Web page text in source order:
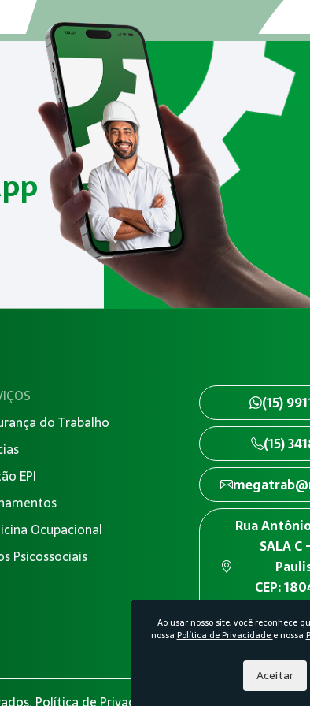
do Trabalho
EPI
Ocupacional
Psicossociais
(15)
(15)
Rua
SALA
CEP:
Ao usar nosso site, você reconhece
nossa Política de Privacidade e nossa
Aceitar